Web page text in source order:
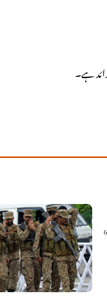
ہے۔
کے 3 دہشت گردوں کو ہلاک کر کے 68